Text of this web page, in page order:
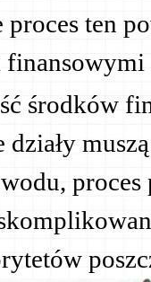
proces ten
środków
działy